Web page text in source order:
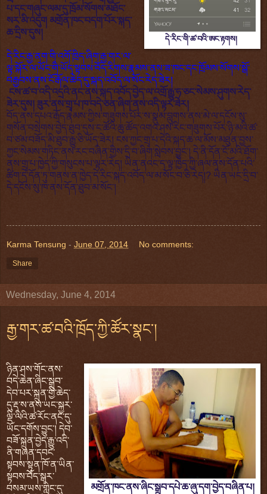
དེ་རིང་གི་ཚ་བའི་ཨང་རྟགས།
པ་དང་གཞུང་ལམ་དུ་ཁྲོམ་སོགས་མཐོང་
སར་མི་འདུག མགྲོན་ཁང་བདག་པོར་སྐད་
ཆ་དྲིས་དུས།
དེ་རིང་རྒྱ་ནག་གི་འགོ་ཁྲིད་ཞིག་རྒྱ་གར་ལ་
ལྟ་སྐོར་ལ་ཡོང་གི་ཡོད་སྟབས་བོད་རིགས་རྣམས་ནས་ཟ་ཁང་དང་ཁྲོམས་སོགས་སྒོ་
བརྒྱབས་ནས་ངོ་རྒོལ་ཆེད་དུ་སྐད་འབོད་ལ་སོང་རེད་ཟེར།
ངས་ཚ་བ་འདི་འདྲའི་ནང་ནས་སྐད་འབོད་བྱེད་ལ་འགྲོ་རྒྱུ་ཧ་ཅང་སེམས་ཤུགས་རེད་
ཟེར་དུས། ཟུར་ནས་གྲྭ་པ་ཁ་བདེ་ཅན་ཞིག་ནས་འདི་ལྟར་ཟེར།
བོད་ནས་དཔའ་རྒོད་རྣམས་ཀྱིས་གཟུགས་པོར་ས་སྣུམ་བླུགས་ནས་མེ་ལ་དངོས་སུ་
གསོན་བསྲེགས་བྱེད་ཐུབ་དུས་ང་ཚོའི་ཆུ་ཚོད་འགའ་ཤས་རིང་གཟུགས་པོར་ཉི་མའི་ཚ་
བ་ཙམ་བཟོད་མི་ཐུབ་རྒྱུ་ཅི་ཡོད་ཟེར། ངས་ཀྱང་གྲྭ་པ་དེའི་སྐད་ཆ་ལ་མོས་མཐུན་བྱས་
ཀྱང་སེམས་གཏིང་ནས་རང་བཞིན་གྱིས་དྲི་བ་ཞིག་སླེབས་བྱུང་། དེ་ནི་དོན་ངོ་མའི་ཐོག་
ནས་གྲྭ་པ་ཁྱེད་ཀྱི་གསུངས་པ་ལྟར་རེད། ཡིན་ནའང་ད་ལྟ་ཁྱེད་ཀྱི་ཞལ་ནས་དོན་པའི་
ཚིག་དེ་དོན་ཏུ་གནས་ན་ཁྱེད་དེ་རིང་སྐད་འབོད་ལ་མ་སོང་བ་ཅི་རེད།? ཡིན་ཡང་དྲི་བ་
དེ་དངོས་སུ་ཁ་ནས་དོན་ཐུབ་མ་སོང་།
Karma Tensung - June 07, 2014 No comments:
Share
Wednesday, June 4, 2014
རྒྱ་གར་ཚ་བའི་ཁྲོད་ཀྱི་ཚོར་སྣང་།
མགྲོན་ཁང་ནས་ཞིང་སྒྲུབ་དཔེ་ཆ་ཞུ་དག་བྱེད་བཞིན་པ།
ཉིན་ཤས་གོང་ནས་
བདེ་ཆེན་ཞིང་སྒྲུབ་
དེབ་པར་སྐྲུན་གྱི་ཆེད་
དུ་རྡ་ས་ནས་ཡང་སྐྱར་
ལྡི་ལིའི་ཚ་རོང་ནང་དུ་
ཡོང་དགོས་བྱུང་། དེབ་
བཟོ་སྐྲུན་བྱེད་རྒྱུ་འདི་
ནི་གཞན་དབང་
སྟབས་སྟུན་ཁོ་ན་ཡིན་
སྟབས་བོད་སྒར་
བསམ་ཡས་གླིང་དུ་